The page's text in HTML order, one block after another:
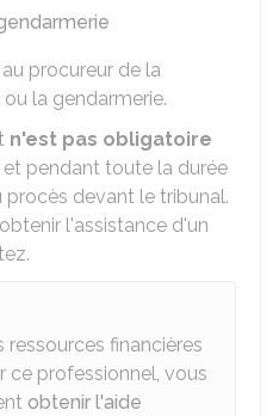
procureur de la
la gendarmerie.
n'est pas obligatoire
pendant toute la durée
devant le tribunal.
l'assistance d'un
ressources financières
ce professionnel, vous
obtenir l'aide